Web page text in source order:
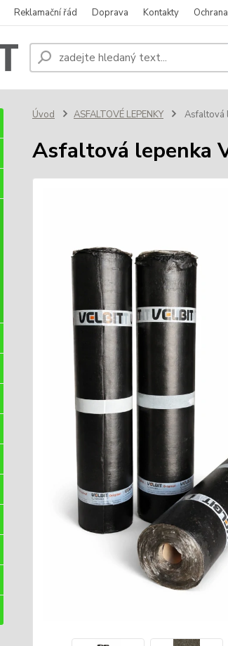
Reklamační řád Doprava Kontakty
Úvod ASFALTOVÉ LEPENKY Asfaltová
Asfaltová lepenka